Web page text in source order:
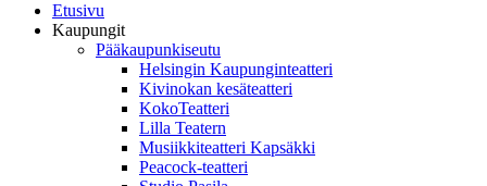
Etusivu
Kaupungit
Pääkaupunkiseutu
Helsingin Kaupunginteatteri
Kivinokan kesäteatteri
KokoTeatteri
Lilla Teatern
Musiikkiteatteri Kapsäkki
Peacock-teatteri